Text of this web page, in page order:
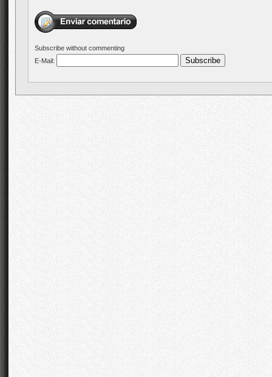
Subscribe without commenting
E-Mail: